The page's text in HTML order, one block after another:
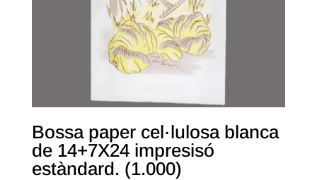
Bossa paper cel·lulosa blanca
de 14+7X24 impresisó
estàndard. (1.000)